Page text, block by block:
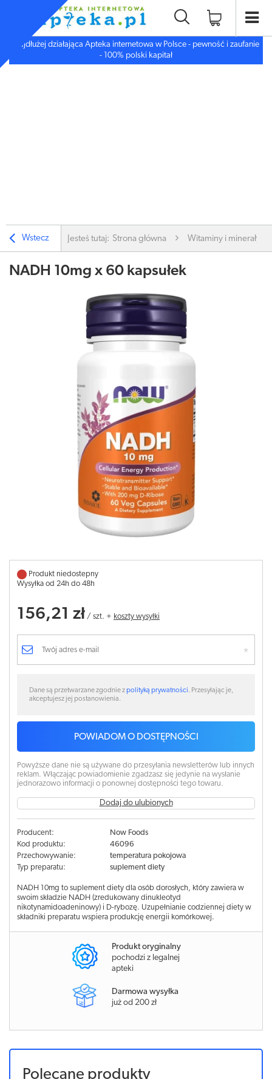
Najdłużej działająca Apteka internetowa w Polsce - pewność i zaufanie
- 100% polski kapitał
Wstecz Jesteś tutaj: Strona główna Witaminy i minerały
NADH 10mg x 60 kapsułek
Produkt niedostepny
Wysyłka od 24h do 48h
156,21 zł / szt. + koszty wysyłki
Dane są przetwarzane zgodnie zpolityką prywatności. Przesyłając je,
akceptujesz jej postanowienia.
POWIADOM O DOSTĘPNOŚCI
Powyższe dane nie są używane do przesyłania newsletterów lub innych
reklam. Włączając powiadomienie zgadzasz się jedynie na wysłanie
jednorazowo informacji o ponownej dostępności tego towaru.
Dodaj do ulubionych
Producent:
Now Foods
Kod produktu:
46096
Przechowywanie:
temperatura pokojowa
Typ preparatu:
suplement diety
NADH 10mg to suplement diety dla osób dorosłych, który zawiera w
swoim składzie NADH (zredukowany dinukleotyd
nikotynamidoadeninowy) i D-rybozę. Uzupełnianie codziennej diety w
składniki preparatu wspiera produkcję energii komórkowej.
Produkt oryginalny
pochodzi z legalnej
apteki
Darmowa wysyłka
już od 200 zł
Polecane produkty